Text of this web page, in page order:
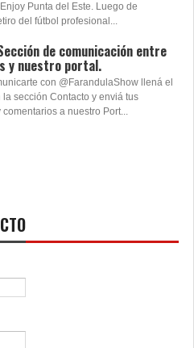
Punta del Este. Luego de
del fútbol profesional...
de comunicación entre
y nuestro portal.
con @FarandulaShow llená el
la sección Contacto y enviá tus
a nuestro Port...